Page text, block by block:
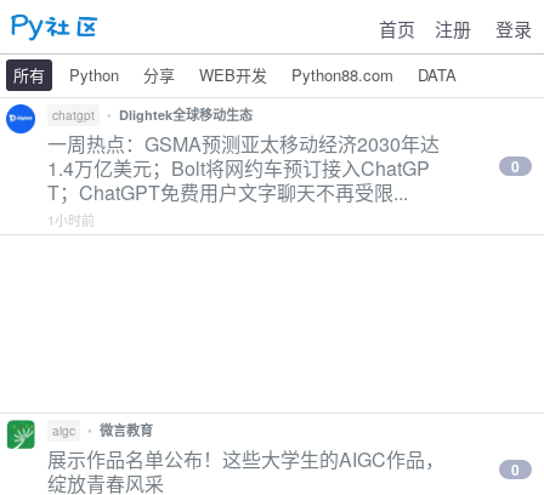
首页 注册 登录
所有 Python 分享 WEB开发 Python88.com DATA
chatgpt • Dlightek全球移动生态
一周热点：GSMA预测亚太移动经济2030年达
1.4万亿美元；Bolt将网约车预订接入ChatGP
T；ChatGPT免费用户文字聊天不再受限...
1小时前
0
aigc • 微言教育
展示作品名单公布！这些大学生的AIGC作品，
绽放青春风采
0